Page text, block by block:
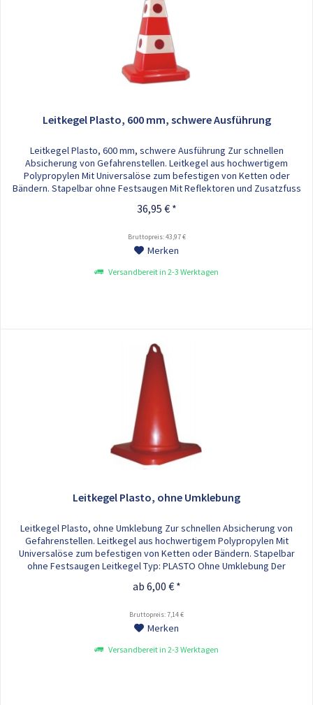
Leitkegel Plasto, 600 mm, schwere Ausführung
Leitkegel Plasto, 600 mm, schwere Ausführung Zur schnellen
Absicherung von Gefahrenstellen. Leitkegel aus hochwertigem
Polypropylen Mit Universalöse zum befestigen von Ketten oder
Bändern. Stapelbar ohne Festsaugen Mit Reflektoren und Zusatzfuss
Plasto in der schweren Ausführung steht in den Farben Rot, Gelb...
36,95 € *
Bruttopreis: 43,97 €
Merken
Versandbereit in 2-3 Werktagen
Leitkegel Plasto, ohne Umklebung
Leitkegel Plasto, ohne Umklebung Zur schnellen Absicherung von
Gefahrenstellen. Leitkegel aus hochwertigem Polypropylen Mit
Universalöse zum befestigen von Ketten oder Bändern. Stapelbar
ohne Festsaugen Leitkegel Typ: PLASTO Ohne Umklebung Der
kg) - 750 mm (2,20 kg)
ab 6,00 € *
Bruttopreis: 7,14 €
Merken
Versandbereit in 2-3 Werktagen